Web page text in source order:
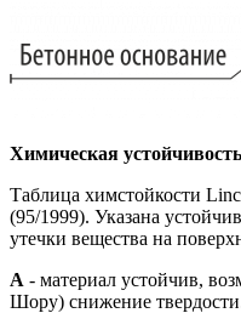
Химическая устойчивость
Таблица химстойкости
(95/1999). Указана
утечки вещества на
A - материал устойчив,
Шору) снижение